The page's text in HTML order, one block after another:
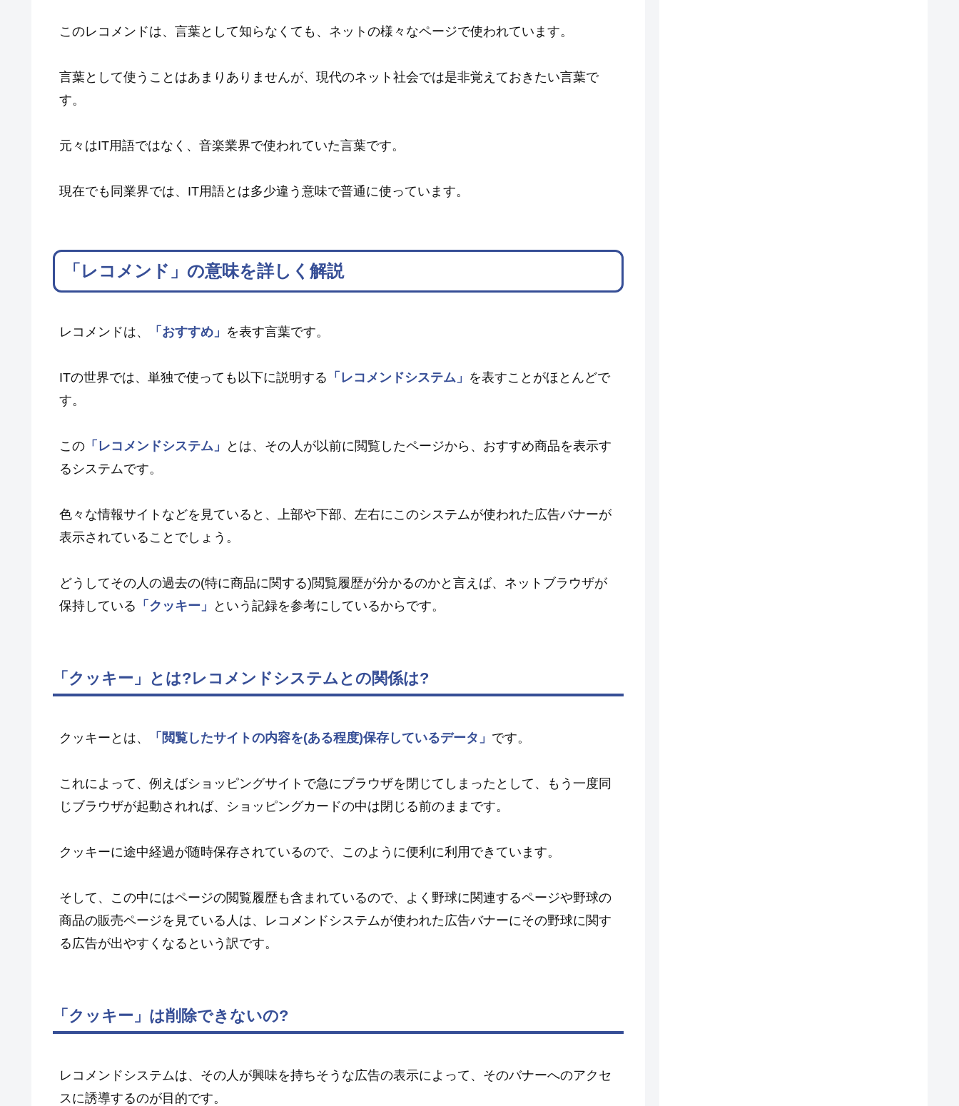
このレコメンドは、言葉として知らなくても、ネットの様々なページで使われています。
言葉として使うことはあまりありませんが、現代のネット社会では是非覚えておきたい言葉で
す。
元々はIT用語ではなく、音楽業界で使われていた言葉です。
現在でも同業界では、IT用語とは多少違う意味で普通に使っています。
「レコメンド」の意味を詳しく解説
レコメンドは、 「おすすめ」 を表す言葉です。
ITの世界では、単独で使っても以下に説明する 「レコメンドシステム」 を表すことがほとんどで
す。
この 「レコメンドシステム」
とは、その人が以前に閲覧したページから、おすすめ商品を表示す
るシステムです。
色々な情報サイトなどを見ていると、上部や下部、左右にこのシステムが使われた広告バナーが
表示されていることでしょう。
どうしてその人の過去の(特に商品に関する)閲覧履歴が分かるのかと言えば、ネットブラウザが
保持している 「クッキー」 という記録を参考にしているからです。
「クッキー」とは?レコメンドシステムとの関係は?
クッキーとは、 「閲覧したサイトの内容を(ある程度)保存しているデータ」 です。
これによって、例えばショッピングサイトで急にブラウザを閉じてしまったとして、もう一度同
じブラウザが起動されれば、ショッピングカードの中は閉じる前のままです。
クッキーに途中経過が随時保存されているので、このように便利に利用できています。
そして、この中にはページの閲覧履歴も含まれているので、よく野球に関連するページや野球の
商品の販売ページを見ている人は、レコメンドシステムが使われた広告バナーにその野球に関す
る広告が出やすくなるという訳です。
「クッキー」は削除できないの?
レコメンドシステムは、その人が興味を持ちそうな広告の表示によって、そのバナーへのアクセ
スに誘導するのが目的です。